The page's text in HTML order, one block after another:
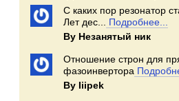
С каких пор резонатор
Лет дес...
Подробнее...
By Незанятый ник
Отношение строн для
фазоинвертора
By Iiipek